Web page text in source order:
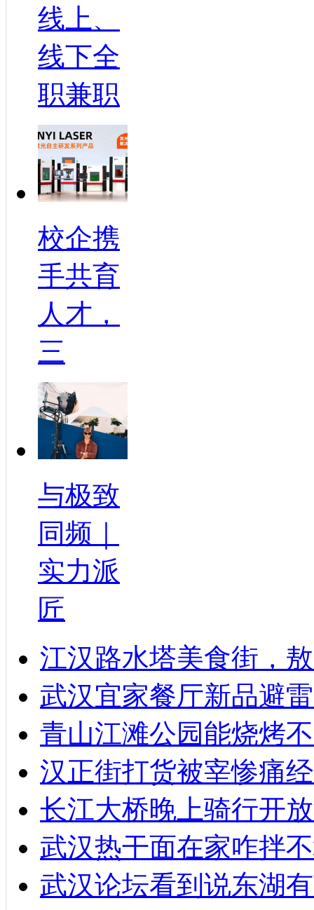
线上、
线下全
职兼职
校企携
手共育
人才，
三
与极致
同频｜
实力派
匠
江汉路水塔美食街，
武汉宜家餐厅新品避
青山江滩公园能烧烤
汉正街打货被宰惨痛
长江大桥晚上骑行开
武汉热干面在家咋拌
武汉论坛看到说东湖